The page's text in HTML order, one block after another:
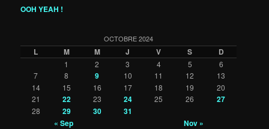
OOH YEAH !
OCTOBRE 2024
L M M J V S D
1 2 3 4 5
6
7
8 9 10 11 12
13
14
15 16 17 18 19
20
21
22 23 24 25 26 27
28 29 30
31
« Sep
Nov »